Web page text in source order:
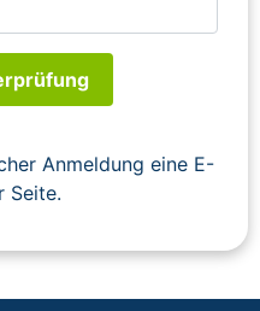
Anmeldung eine E-
Seite.